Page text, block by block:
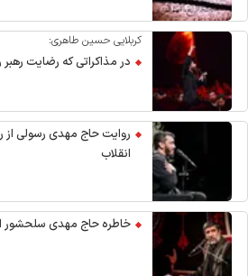
کربلایی حسین طاهری:
در مذاکراتی که رضایت رهبر
روایت حاج مهدی رسولی از
انقلاب
خاطره حاج مهدی سلحشور از